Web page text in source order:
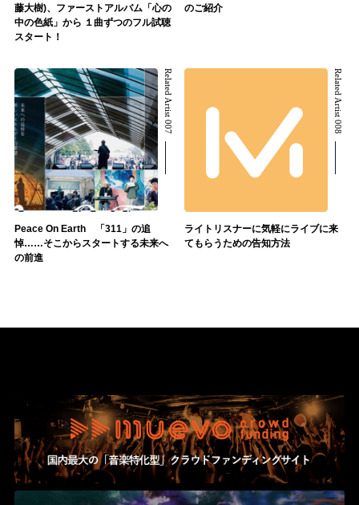
藤大樹)、ファーストアルバム「心の
中の色紙」から １曲ずつのフル試聴
スタート！
のご紹介
Related Artist 007
Peace On Earth 「311」の追
悼……そこからスタートする未来へ
の前進
Related Artist 008
ライトリスナーに気軽にライブに来
てもらうための告知方法